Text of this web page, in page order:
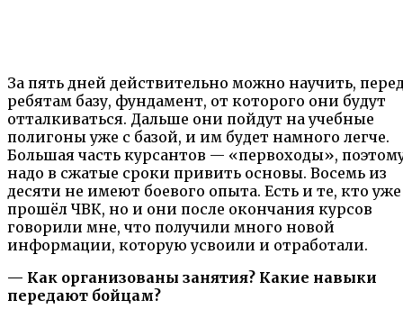
За пять дней действительно можно научить,
ребятам базу, фундамент, от которого они будут
отталкиваться. Дальше они пойдут на учебные
полигоны уже с базой, и им будет намного легче.
Большая часть курсантов — «первоходы»,
надо в сжатые сроки привить основы. Восемь из
десяти не имеют боевого опыта. Есть и те, кто уже
прошёл ЧВК, но и они после окончания курсов
говорили мне, что получили много новой
информации, которую усвоили и отработали.
— Как организованы занятия? Какие навыки
передают бойцам?